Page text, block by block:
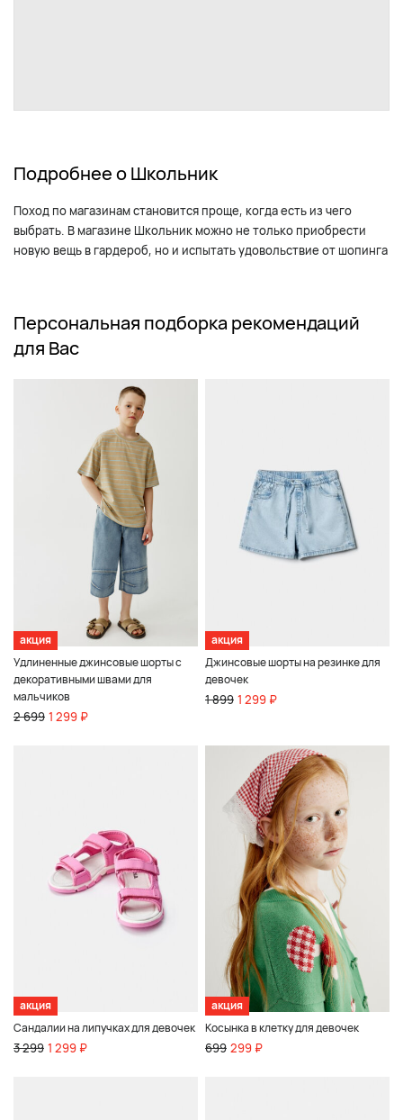
Подробнее о Школьник
Поход по магазинам становится проще, когда есть из чего
выбрать. В магазине Школьник можно не только приобрести
новую вещь в гардероб, но и испытать удовольствие от шопинга
Персональная подборка рекомендаций
для Вас
акция
Удлиненные джинсовые шорты с
декоративными швами для
мальчиков
2 699 1 299 ₽
акция
Джинсовые шорты на резинке для
девочек
1 899 1 299 ₽
акция
Сандалии на липучках для девочек
3 299 1 299 ₽
акция
Косынка в клетку для девочек
699 299 ₽